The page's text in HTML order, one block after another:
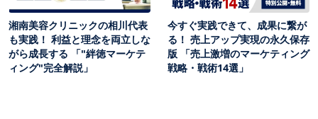
湘南美容クリニックの相川代表
も実践！ 利益と理念を両立しな
がら成長する 「"絆徳マーケテ
ィング"完全解説」
今すぐ実践できて、成果に繋が
る！ 売上アップ実現の永久保存
版 「売上激増のマーケティング
戦略・戦術14選」